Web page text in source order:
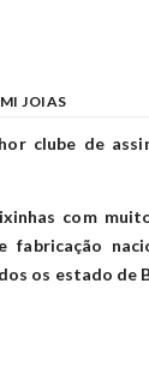
JOIAS
clube de
com
fabricação
os estado de